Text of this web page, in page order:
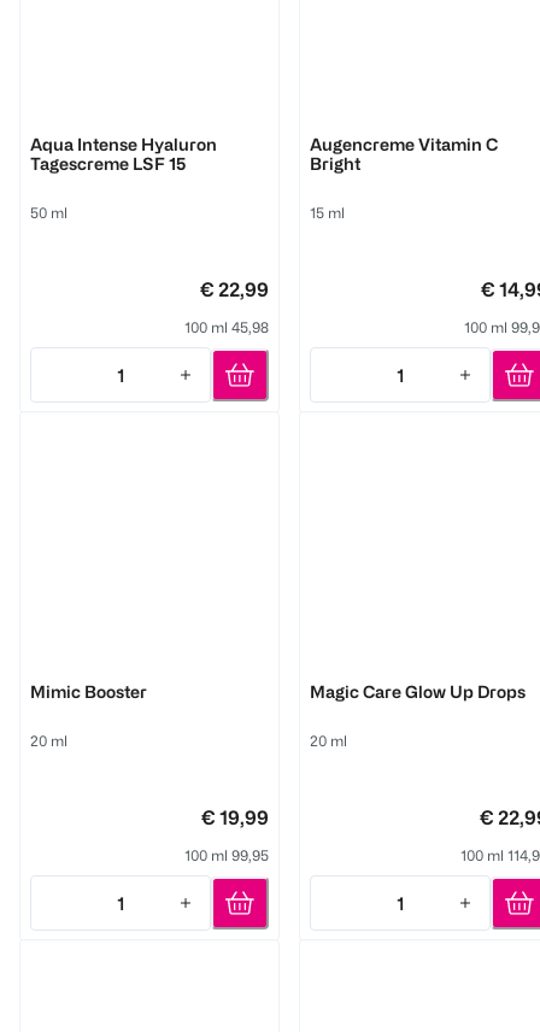
Aqua Intense Hyaluron
Tagescreme LSF 15
50 ml
€ 22,99
100 ml 45,98
1
Quantity: 1
Augencreme Vitamin C
Bright
15 ml
€
100 ml
1
Quantity: 1
Mimic Booster
20 ml
€ 19,99
100 ml 99,95
1
Quantity: 1
Magic Care Glow Up Drops
20 ml
€
100 ml
1
Quantity: 1